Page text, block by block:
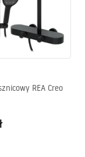
REA Creo